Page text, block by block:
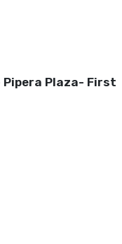
Plaza- First